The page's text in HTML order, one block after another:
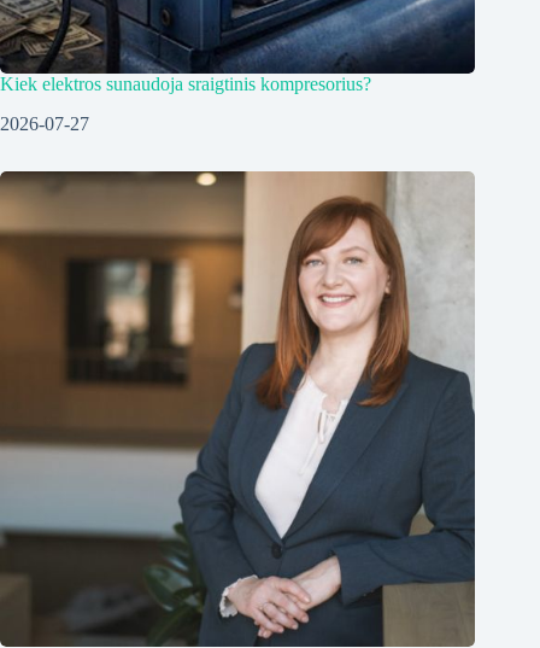
Kiek elektros sunaudoja sraigtinis kompresorius?
2026-07-27